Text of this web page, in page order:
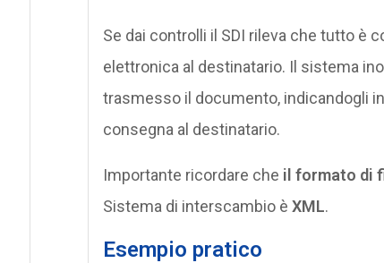
Se dai controlli il SDI rileva che tutto è
elettronica al destinatario. Il sistema
trasmesso il documento, indicandogli
consegna al destinatario.
Importante ricordare che il formato di
Sistema di interscambio è XML.
Esempio pratico